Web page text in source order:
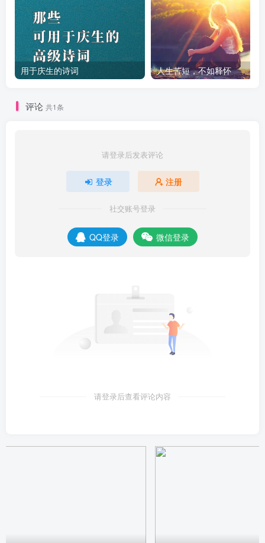
用于庆生的诗词 人生苦短，不如释怀
评论 共1条
请登录后发表评论
登录 注册
社交账号登录
QQ登录 微信登录
请登录后查看评论内容